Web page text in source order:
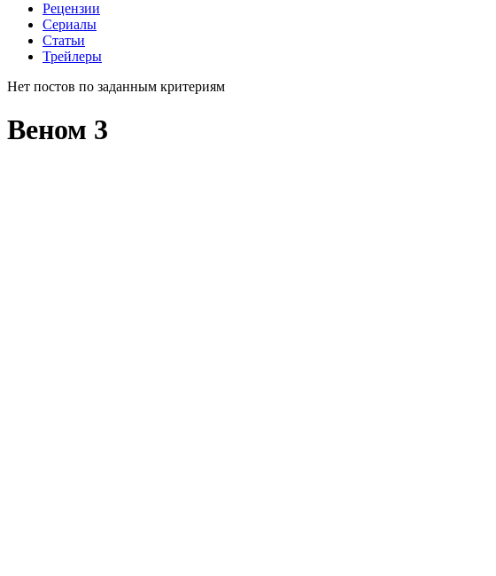
Рецензии
Сериалы
Статьи
Трейлеры
Нет постов по заданным критериям
Веном 3